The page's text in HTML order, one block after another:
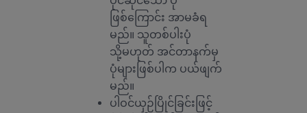
ဖြစ်ကြောင်း အာမခံရ
မည်။ သူတစ်ပါးပုံ
သို့မဟုတ် အင်တာနက်မှ
ပုံများဖြစ်ပါက ပယ်ဖျက်
မည်။
ပါဝင်ယှဉ်ပြိုင်ခြင်းဖြင့်